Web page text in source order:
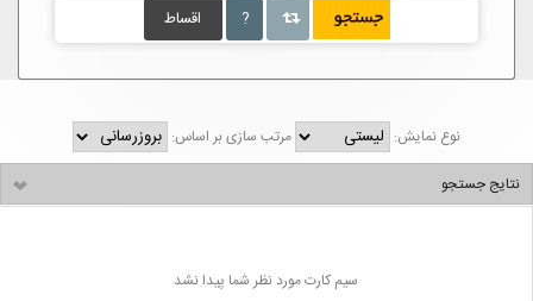
اقساط ?
نوع نمایش:
مرتب سازی بر اساس:
نتایج جستجو
سیم کارت مورد نظر شما پیدا نشد